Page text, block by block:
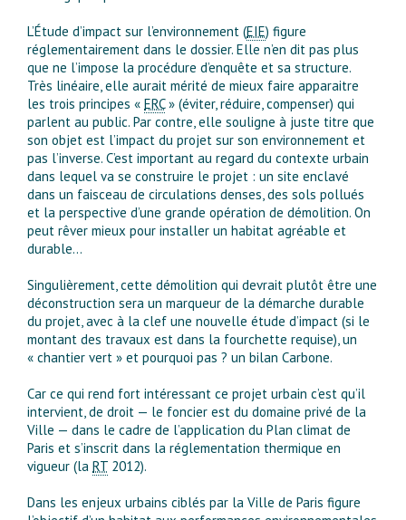
L’Étude d’impact sur l’environnement (EIE) figure
réglementairement dans le dossier. Elle n’en dit pas plus
que ne l’impose la procédure d’enquête et sa structure.
Très linéaire, elle aurait mérité de mieux faire apparaitre
les trois principes « ERC» (éviter, réduire, compenser) qui
parlent au public. Par contre, elle souligne à juste titre que
son objet est l’impact du projet sur son environnement et
pas l’inverse. C’est important au regard du contexte urbain
dans lequel va se construire le projet : un site enclavé
dans un faisceau de circulations denses, des sols pollués
et la perspective d’une grande opération de démolition. On
peut rêver mieux pour installer un habitat agréable et
durable…
Singulièrement, cette démolition qui devrait plutôt être une
déconstruction sera un marqueur de la démarche durable
du projet, avec à la clef une nouvelle étude d’impact (si le
montant des travaux est dans la fourchette requise), un
« chantier vert » et pourquoi pas ? un bilan Carbone.
Car ce qui rend fort intéressant ce projet urbain c’est qu’il
intervient, de droit — le foncier est du domaine privé de la
Ville — dans le cadre de l’application du Plan climat de
Paris et s’inscrit dans la réglementation thermique en
vigueur (la RT 2012).
Dans les enjeux urbains ciblés par la Ville de Paris figure